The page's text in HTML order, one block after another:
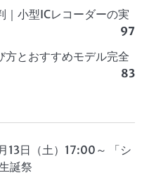
｜小型ICレコーダーの実
97
方とおすすめモデル完全
83
13日（土）17:00～ 「シ
誕祭